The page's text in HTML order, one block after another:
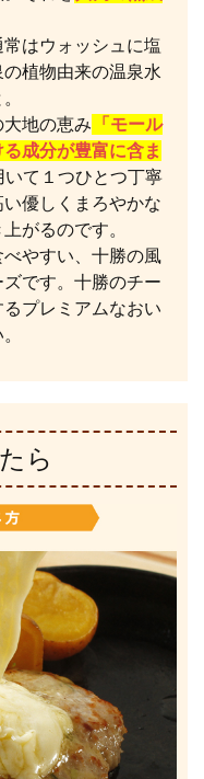
はウォッシュに塩
植物由来の温泉水
地の恵み
「モール
成分が豊富に含ま
いて１つひとつ丁寧
優しくまろやかな
がるのです。
やすい、十勝の風
です。十勝のチー
プレミアムなおい
ら